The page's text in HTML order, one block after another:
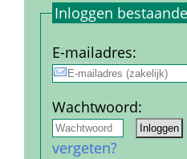
Inloggen
E-mail­adres:
Wachtwoord:
vergeten?